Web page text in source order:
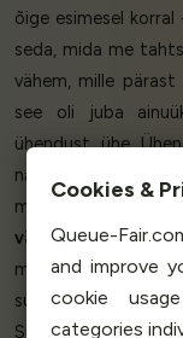
õige esimesel korral
seda, mida me
vähem, mille pärast
see oli juba
ühendust ühe
nad lihtsalt
meid esmasest
vähem kui kahe
muljetavaldav -
suhtlemine
Suurepärane.
Cookies &
Queue-
and improve
cookie
categories